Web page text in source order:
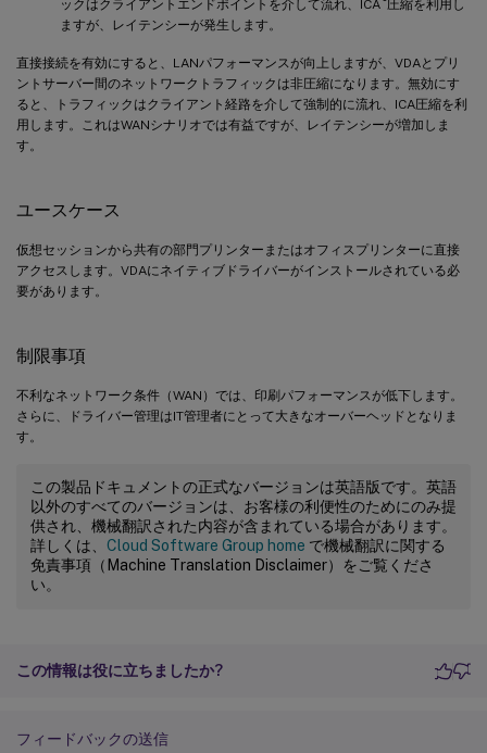
ックはクライアントエンドポイントを介して流れ、ICA 圧縮を利用し
ますが、レイテンシーが発生します。
直接接続を有効にすると、LANパフォーマンスが向上しますが、VDAとプリ
ントサーバー間のネットワークトラフィックは非圧縮になります。無効にす
ると、トラフィックはクライアント経路を介して強制的に流れ、ICA圧縮を利
用します。これはWANシナリオでは有益ですが、レイテンシーが増加しま
す。
ユースケース
仮想セッションから共有の部門プリンターまたはオフィスプリンターに直接
アクセスします。VDAにネイティブドライバーがインストールされている必
要があります。
制限事項
不利なネットワーク条件（WAN）では、印刷パフォーマンスが低下します。
さらに、ドライバー管理はIT管理者にとって大きなオーバーヘッドとなりま
す。
この製品ドキュメントの正式なバージョンは英語版です。英語
以外のすべてのバージョンは、お客様の利便性のためにのみ提
供され、機械翻訳された内容が含まれている場合があります。
詳しくは、 Cloud Software Group home で機械翻訳に関する
免責事項（Machine Translation Disclaimer）をご覧くださ
い。
この情報は役に立ちましたか?
フィードバックの送信